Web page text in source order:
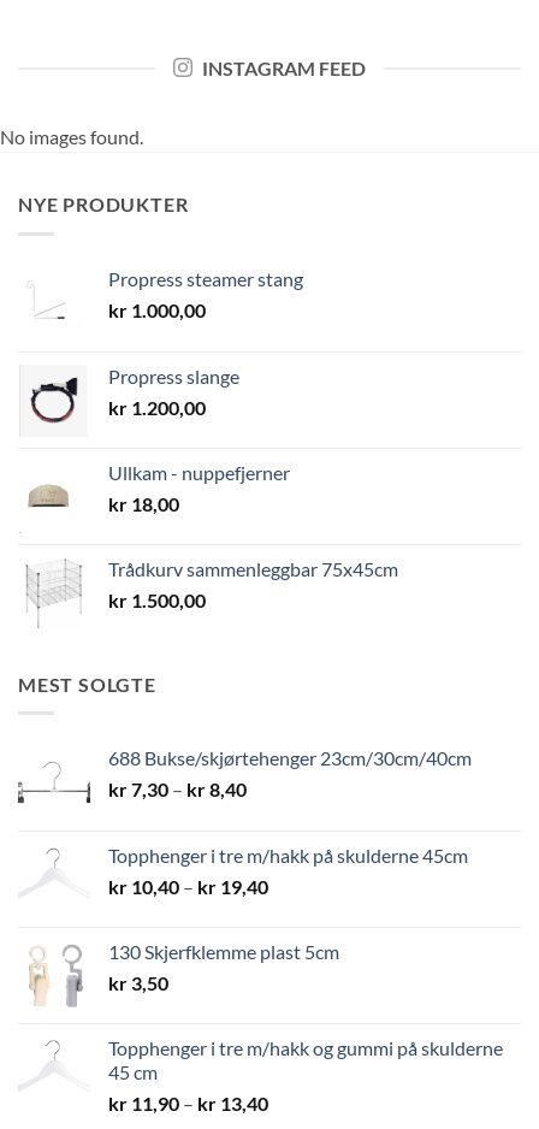
INSTAGRAM FEED
No images found.
NYE PRODUKTER
Propress steamer stang
kr 1.000,00
Propress slange
kr 1.200,00
Ullkam - nuppefjerner
kr 18,00
Trådkurv sammenleggbar 75x45cm
kr 1.500,00
MEST SOLGTE
688 Bukse/skjørtehenger 23cm/30cm/40cm
kr7,30 – kr8,40Prisområde:
kr 8,40
Topphenger i tre m/hakk på skulderne 45cm
kr 10,40 – kr 19,40Prisområde:
kr 19,40
130 Skjerfklemme plast 5cm
kr 3,50
Topphenger i tre m/hakk og gummi på skulderne
45 cm
kr 11,90 – kr 13,40Prisområde: